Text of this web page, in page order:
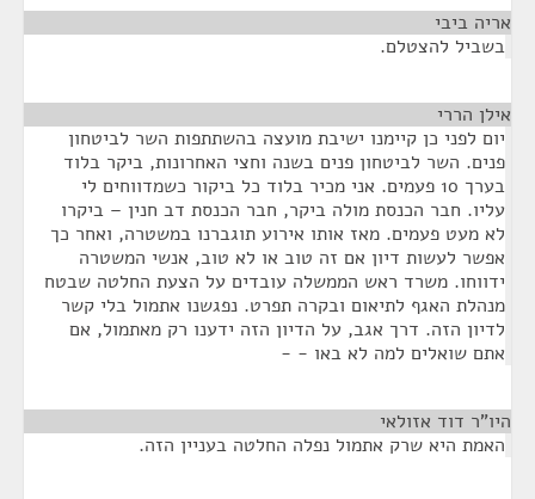
אריה ביבי
בשביל להצטלם.
אילן הררי
יום לפני כן קיימנו ישיבת מועצה בהשתתפות השר לביטחון
פנים. השר לביטחון פנים בשנה וחצי האחרונות, ביקר בלוד
בערך 10 פעמים. אני מכיר בלוד כל ביקור כשמדווחים לי
עליו. חבר הכנסת מולה ביקר, חבר הכנסת דב חנין – ביקרו
לא מעט פעמים. מאז אותו אירוע תוגברנו במשטרה, ואחר כך
אפשר לעשות דיון אם זה טוב או לא טוב, אנשי המשטרה
ידווחו. משרד ראש הממשלה עובדים על הצעת החלטה שבטח
מנהלת האגף לתיאום ובקרה תפרט. נפגשנו אתמול בלי קשר
לדיון הזה. דרך אגב, על הדיון הזה ידענו רק מאתמול, אם
אתם שואלים למה לא באו - -
היו"ר דוד אזולאי
האמת היא שרק אתמול נפלה החלטה בעניין הזה.